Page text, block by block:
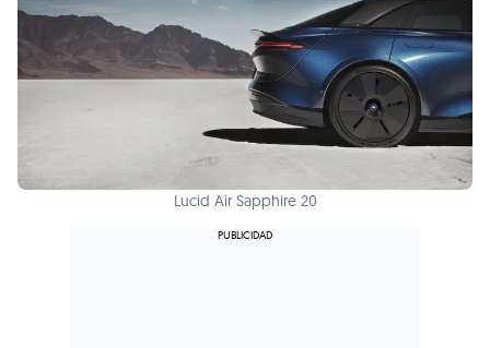
Lucid Air Sapphire 20